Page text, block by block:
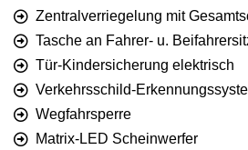
Zentralverriegelung mit
Tasche an Fahrer- u.
Tür-Kindersicherung elektrisch
Verkehrsschild-
Wegfahrsperre
Matrix-LED Scheinwerfer